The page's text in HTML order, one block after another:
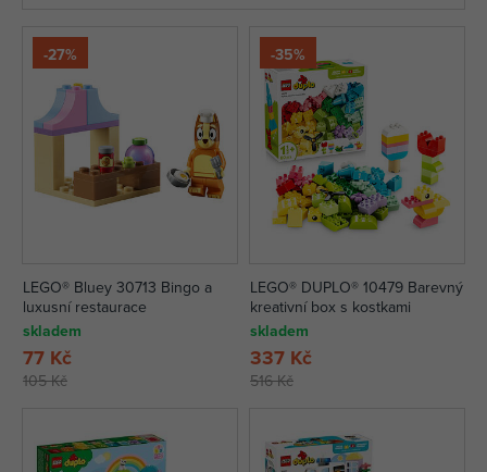
-27%
LEGO® Bluey 30713 Bingo a
luxusní restaurace
skladem
105 Kč
77 Kč
-35%
LEGO® DUPLO® 10479 Barevný
kreativní box s kostkami
skladem
516 Kč
337 Kč